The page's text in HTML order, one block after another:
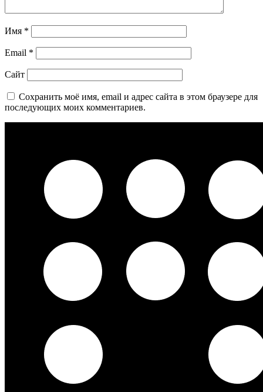
Имя *
Email *
Сайт
Сохранить моё имя, email и адрес сайта в этом браузере для
последующих моих комментариев.